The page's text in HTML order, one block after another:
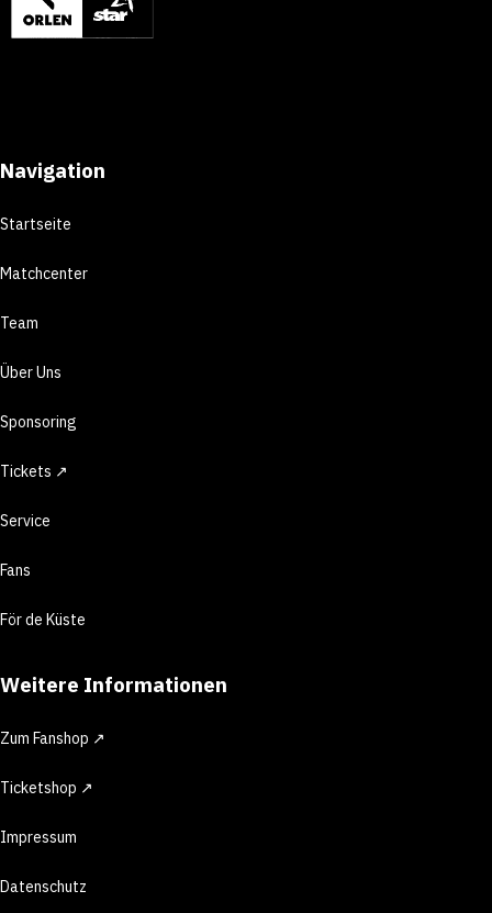
Navigation
Startseite
Matchcenter
Team
Über Uns
Sponsoring
Tickets ↗
Service
Fans
För de Küste
Weitere Informationen
Zum Fanshop ↗
Ticketshop ↗
Impressum
Datenschutz